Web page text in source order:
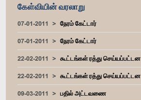
கேள்வியின் வரலாறு
07-01-2011
நேரம் கேட்டார்
07-01-2011
நேரம் கேட்டார்
22-02-2011
கூட்டங்கள் ரத்து செய்யப்பட்டன
22-02-2011
கூட்டங்கள் ரத்து செய்யப்பட்டன
09-03-2011
பதில் அட்டவணை